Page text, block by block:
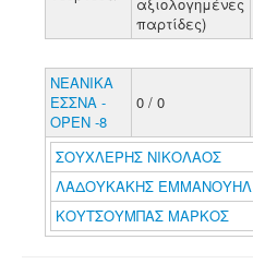
παρτίδες)
ΝΕΑΝΙΚΑ
ΕΣΣΝΑ -
ΟΡΕΝ -8
0 / 0
ΣΟΥΧΛΕΡΗΣ ΝΙΚΟΛΑΟΣ
ΛΑΔΟΥΚΑΚΗΣ ΕΜΜΑΝΟΥΗΛ
ΚΟΥΤΣΟΥΜΠΑΣ ΜΑΡΚΟΣ